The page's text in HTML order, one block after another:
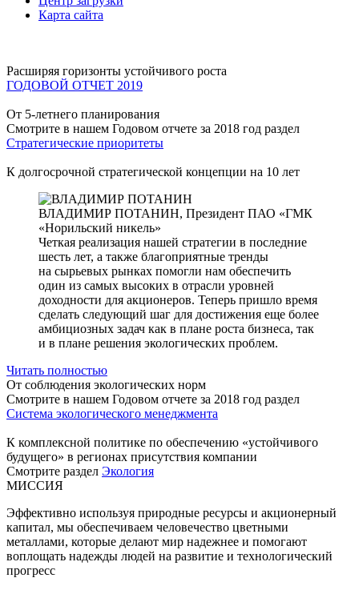
Карта сайта
Расширяя горизонты устойчивого роста
ГОДОВОЙ ОТЧЕТ 2019
От 5-летнего планирования
Смотрите в нашем Годовом отчете за 2018 год раздел
Стратегические приоритеты
К долгосрочной стратегической концепции на 10 лет
ВЛАДИМИР ПОТАНИН, Президент ПАО «ГМК
«Норильский никель»
Четкая реализация нашей стратегии в последние
шесть лет, а также благоприятные тренды
на сырьевых рынках помогли нам обеспечить
один из самых высоких в отрасли уровней
доходности для акционеров. Теперь пришло время
сделать следующий шаг для достижения еще более
амбициозных задач как в плане роста бизнеса, так
и в плане решения экологических проблем.
Читать полностью
От соблюдения экологических норм
Смотрите в нашем Годовом отчете за 2018 год раздел
Система экологического менеджмента
К комплексной политике по обеспечению «устойчивого
будущего» в регионах присутствия компании
Смотрите раздел Экология
МИССИЯ
Эффективно используя природные ресурсы и акционерный
капитал, мы обеспечиваем человечество цветными
металлами, которые делают мир надежнее и помогают
воплощать надежды людей на развитие и технологический
прогресс